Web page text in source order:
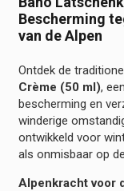
Bescherming
van de Alpen
Ontdek de
Crème (50 ml),
bescherming en
winderige
ontwikkeld voor
als onmisbaar op
Alpenkracht voor